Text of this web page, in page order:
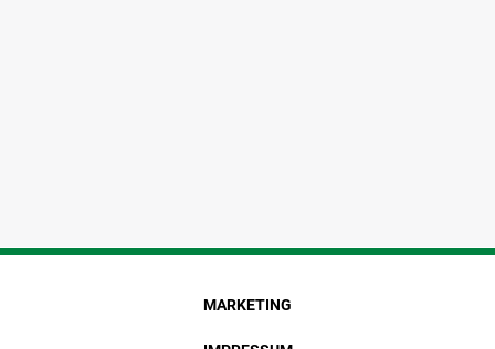
MARKETING